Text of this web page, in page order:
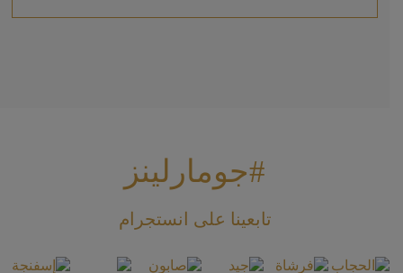
#جومارلينز
تابعينا على انستجرام